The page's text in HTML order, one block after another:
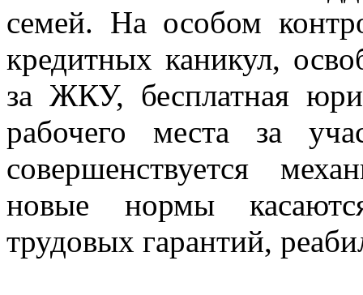
семей. На особом
кредитных каникул,
за ЖКУ, бесплатная
рабочего места за
совершенствуется
новые нормы
трудовых гарантий,